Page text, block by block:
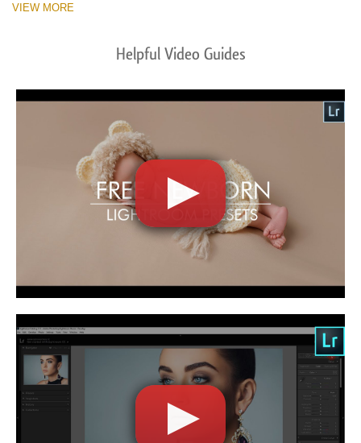
VIEW MORE
Helpful Video Guides